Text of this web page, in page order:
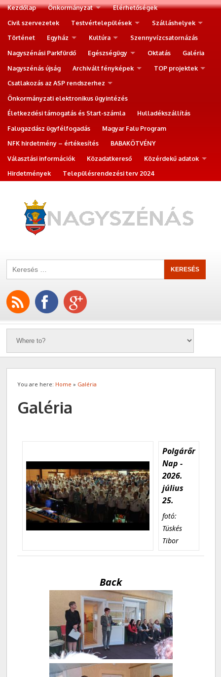
Kezdőlap Önkormányzat
Elérhetőségek
Civil szervezetek
Testvértelepülések
Szálláshelyek
Történet
Egyház Kultúra
Szennyvízcsatornázás
Nagyszénási Parkfürdő
Egészségügy Oktatás
Galéria
Nagyszénás újság
Archivált fényképek
TOP projektek
Csatlakozás az ASP rendszerhez
Önkormányzati elektronikus ügyintézés
Életkezdési támogatás és Start-számla
Hulladékszállítás
Falugazdász ügyfélfogadás
Magyar Falu Program
NFK hirdetmény – értékesítés
BABAKÖTVÉNY
Választási információk
Közadatkereső
Közérdekű adatok
Hirdetmények
Településrendezési terv 2024
You are here: Home » Galéria
Galéria
Polgárőr
Nap -
2026.
július
25.
fotó:
Tüskés
Tibor
Back